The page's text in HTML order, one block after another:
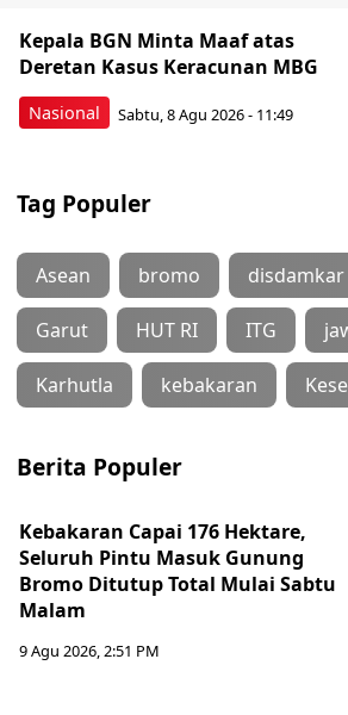
Nasional
Kepala BGN Minta Maaf atas
Deretan Kasus Keracunan MBG
Sabtu, 8 Agu 2026 - 11:49
Tag Populer
Asean bromo
Garut HUT RI ITG
Karhutla kebakaran
Berita Populer
Kebakaran Capai 176 Hektare,
Seluruh Pintu Masuk Gunung
Bromo Ditutup Total Mulai Sabtu
Malam
9 Agu 2026, 2:51 PM